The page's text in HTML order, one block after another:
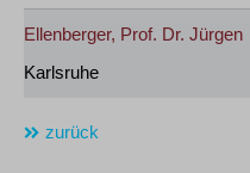
Ellenberger, Prof. Dr. Jürgen
Karlsruhe
zurück